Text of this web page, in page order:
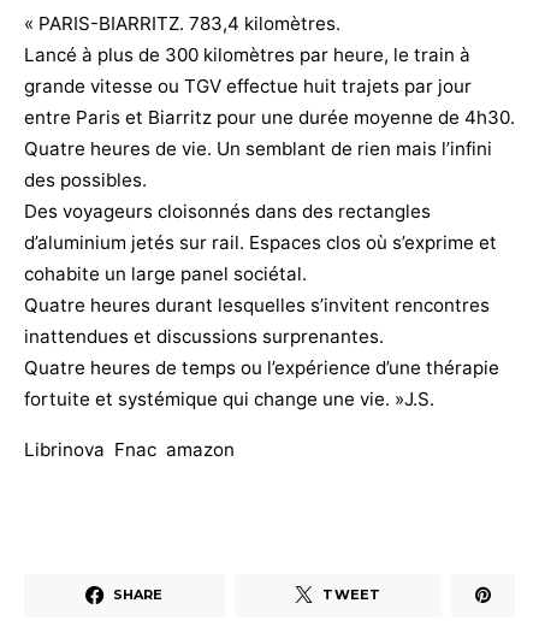
« PARIS-BIARRITZ. 783,4 kilomètres.
Lancé à plus de 300 kilomètres par heure, le train à
grande vitesse ou TGV effectue huit trajets par jour
entre Paris et Biarritz pour une durée moyenne de 4h30.
Quatre heures de vie. Un semblant de rien mais l’infini
des possibles.
Des voyageurs cloisonnés dans des rectangles
d’aluminium jetés sur rail. Espaces clos où s’exprime et
cohabite un large panel sociétal.
Quatre heures durant lesquelles s’invitent rencontres
inattendues et discussions surprenantes.
Quatre heures de temps ou l’expérience d’une thérapie
fortuite et systémique qui change une vie. »J.S.
Librinova Fnac amazon
SHARE TWEET